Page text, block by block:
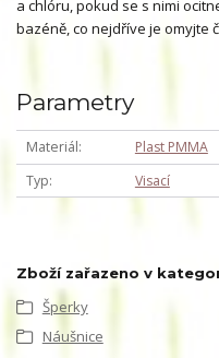
a chlóru, pokud se s nimi
bazéně, co nejdříve je omyjte
Parametry
Materiál
Plast PMMA
Typ
Visací
Zboží zařazeno v
Šperky
Náušnice